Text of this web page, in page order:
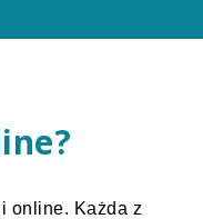
online. Każda z